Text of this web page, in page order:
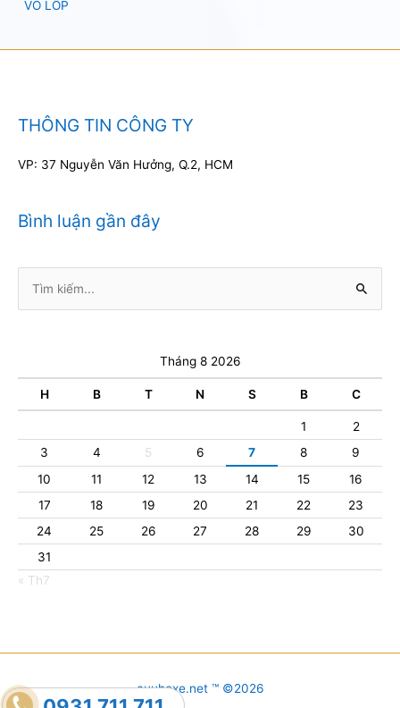
VỎ LỐP
THÔNG TIN CÔNG TY
VP: 37 Nguyễn Văn Hưởng, Q.2, HCM
Bình luận gần đây
kiếm:
Tháng 8 2026
H B T N S B C
1
2
3
4 5 6 7 8
9
10
11 12 13 14 15
16
17
18 19 20 21 22
23
24
25 26 27 28 29
30
31
« Th7
cuuhoxe.net ™ ©2026